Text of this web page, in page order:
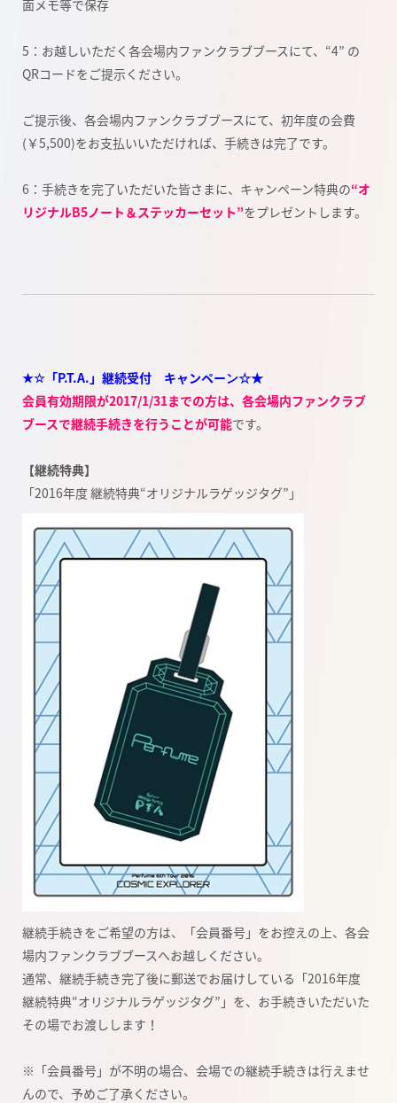
面メモ等で保存
5：お越しいただく各会場内ファンクラブブースにて、“4” の
QRコードをご提示ください。
ご提示後、各会場内ファンクラブブースにて、初年度の会費
(￥5,500)をお支払いいただければ、手続きは完了です。
6：手続きを完了いただいた皆さまに、キャンペーン特典の“オ
リジナルB5ノート＆ステッカーセット”をプレゼントします。
★☆「P.T.A.」継続受付 キャンペーン☆★
会員有効期限が2017/1/31までの方は、各会場内ファンクラブ
ブースで継続手続きを行うことが可能です。
【継続特典】
「2016年度 継続特典“オリジナルラゲッジタグ”」
継続手続きをご希望の方は、「会員番号」をお控えの上、各会
場内ファンクラブブースへお越しください。
通常、継続手続き完了後に郵送でお届けしている「2016年度
継続特典“オリジナルラゲッジタグ”」を、お手続きいただいた
その場でお渡しします！
※「会員番号」が不明の場合、会場での継続手続きは行えませ
んので、予めご了承ください。